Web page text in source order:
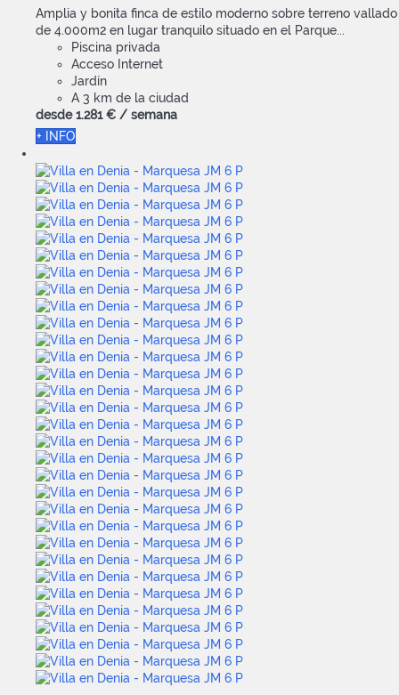
Amplia y bonita finca de estilo moderno sobre terreno vallado
de 4.000m2 en lugar tranquilo situado en el Parque...
Piscina privada
Acceso Internet
Jardín
A 3 km de la ciudad
desde 1.281 € / semana
+ INFO